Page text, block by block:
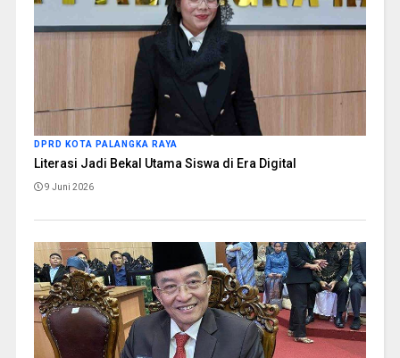
DPRD KOTA PALANGKA RAYA
Literasi Jadi Bekal Utama Siswa di Era Digital
9 Juni 2026